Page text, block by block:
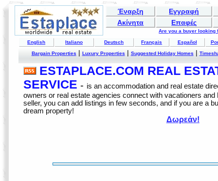
Έναρξη
Εγγραφή
Ακίνητα
Επαφές
Are you a buyer looking
English Italiano Deutsch Français Español
Bargain Properties| Luxury Properties| Suggested Holiday Homes|
ESTAPLACE.COM REAL
SERVICE - is an accommodation and real estate
owners or real estate agencies connect with vacationers
seller, you can add listings in few seconds, and if you are a
dream property!
Δωρεάν!